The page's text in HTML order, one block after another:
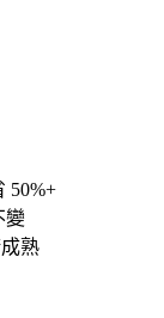
50%+
變
熟